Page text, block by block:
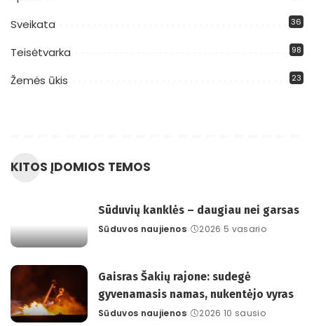
Sveikata 36
Teisėtvarka 98
Žemės ūkis 23
KITOS ĮDOMIOS TEMOS
Sūduvių kanklės – daugiau nei garsas
Posted
Sūduvos naujienos 2026 5 vasario
Gaisras Šakių rajone: sudegė
gyvenamasis namas, nukentėjo vyras
Posted
Sūduvos naujienos 2026 10 sausio